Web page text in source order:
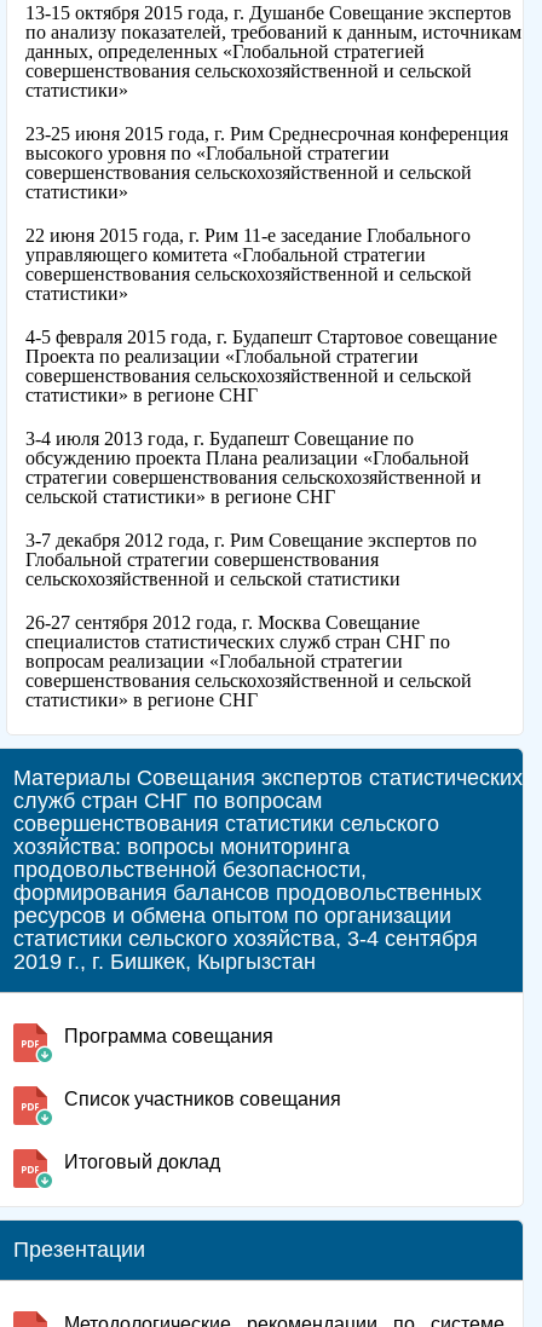
13-15 октября 2015 года, г. Душанбе Совещание экспертов
по анализу показателей, требований к данным, источникам
данных, определенных «Глобальной стратегией
совершенствования сельскохозяйственной и сельской
статистики»
23-25 июня 2015 года, г. Рим Среднесрочная конференция
высокого уровня по «Глобальной стратегии
совершенствования сельскохозяйственной и сельской
статистики»
22 июня 2015 года, г. Рим 11-е заседание Глобального
управляющего комитета «Глобальной стратегии
совершенствования сельскохозяйственной и сельской
статистики»
4-5 февраля 2015 года, г. Будапешт Стартовое совещание
Проекта по реализации «Глобальной стратегии
совершенствования сельскохозяйственной и сельской
статистики» в регионе СНГ
3-4 июля 2013 года, г. Будапешт Cовещание по
обсуждению проекта Плана реализации «Глобальной
стратегии совершенствования сельскохозяйственной и
сельской статистики» в регионе СНГ
3-7 декабря 2012 года, г. Рим Совещание экспертов по
Глобальной стратегии совершенствования
сельскохозяйственной и сельской статистики
26-27 сентября 2012 года, г. Москва Cовещание
специалистов статистических служб стран СНГ по
вопросам реализации «Глобальной стратегии
совершенствования сельскохозяйственной и сельской
статистики» в регионе СНГ
Материалы Совещания экспертов статистических
служб стран СНГ по вопросам
совершенствования статистики сельского
хозяйства: вопросы мониторинга
продовольственной безопасности,
формирования балансов продовольственных
ресурсов и обмена опытом по организации
статистики сельского хозяйства, 3-4 сентября
2019 г., г. Бишкек, Кыргызстан
Программа совещания
Список участников совещания
Итоговый доклад
Презентации